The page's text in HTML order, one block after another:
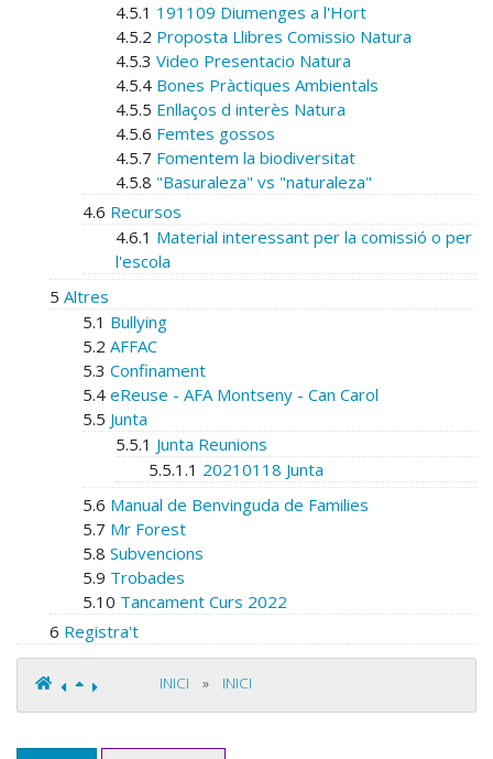
4.5.1 191109 Diumenges a l'Hort
4.5.2 Proposta Llibres Comissio Natura
4.5.3 Video Presentacio Natura
4.5.4 Bones Pràctiques Ambientals
4.5.5 Enllaços d interès Natura
4.5.6 Femtes gossos
4.5.7 Fomentem la biodiversitat
4.5.8 "Basuraleza" vs "naturaleza"
4.6 Recursos
4.6.1 Material interessant per la comissió o per
l'escola
5 Altres
5.1 Bullying
5.2 AFFAC
5.3 Confinament
5.4 eReuse - AFA Montseny - Can Carol
5.5 Junta
5.5.1 Junta Reunions
5.5.1.1 20210118 Junta
5.6 Manual de Benvinguda de Families
5.7 Mr Forest
5.8 Subvencions
5.9 Trobades
5.10 Tancament Curs 2022
6 Registra't
INICI » INICI